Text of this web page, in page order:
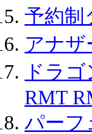
予約制
アナ
ドラ
RMT
パーフ